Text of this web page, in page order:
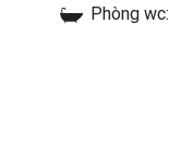
Phòng wc: